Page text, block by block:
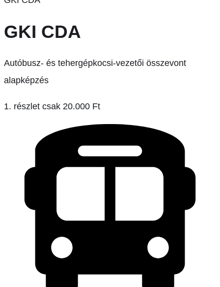
GKI CDA
Autóbusz- és tehergépkocsi-vezetői összevont
alapképzés
1. részlet csak 20.000 Ft